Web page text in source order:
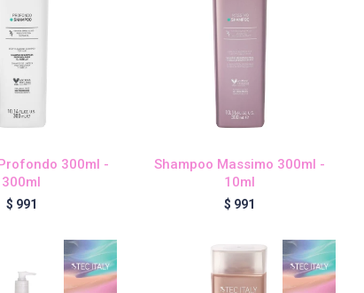
300ml -
300ml
$ 991
Shampoo Massimo 300ml -
10ml
$ 991